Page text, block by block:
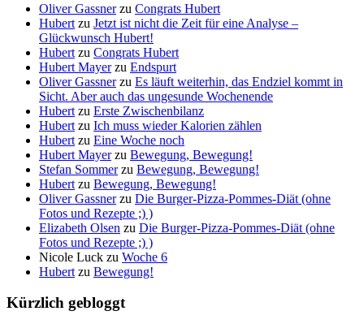
Oliver Gassnerzu Congrats Hubert
Hubert zu Jetzt ist nicht die Zeit für eine Analyse –
Glückwunsch Hubert!
Hubert zu Congrats Hubert
Hubert Mayerzu Endspurt
Oliver Gassnerzu Es läuft weiterhin, das Endziel kommt in
Sicht. Aber auch das ungesunde Wochenende
Hubert zu Erste Zwischenbilanz
Hubert zu Ich muss wieder Kalorien zählen
Hubert zu Eine Woche noch
Hubert Mayerzu Bewegung, Bewegung!
Stefan Sommerzu Bewegung, Bewegung!
Hubert zu Bewegung, Bewegung!
Oliver Gassnerzu Die Burger-Pizza-Pommes-Diät (ohne
Fotos und Rezepte ;) )
Elizabeth Olsen zu Die Burger-Pizza-Pommes-Diät (ohne
Fotos und Rezepte ;) )
Nicole Luck zu Woche 6
Hubert zu Bewegung!
Kürzlich gebloggt